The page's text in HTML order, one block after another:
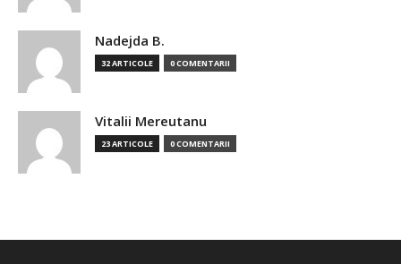
Nadejda B.
32 ARTICOLE 0 COMENTARII
Vitalii Mereutanu
23 ARTICOLE 0 COMENTARII